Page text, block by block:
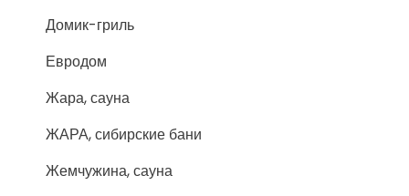
Домик-гриль
Евродом
Жара, сауна
ЖАРА, сибирские бани
Жемчужина, сауна